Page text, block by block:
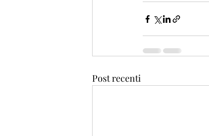
Post recenti